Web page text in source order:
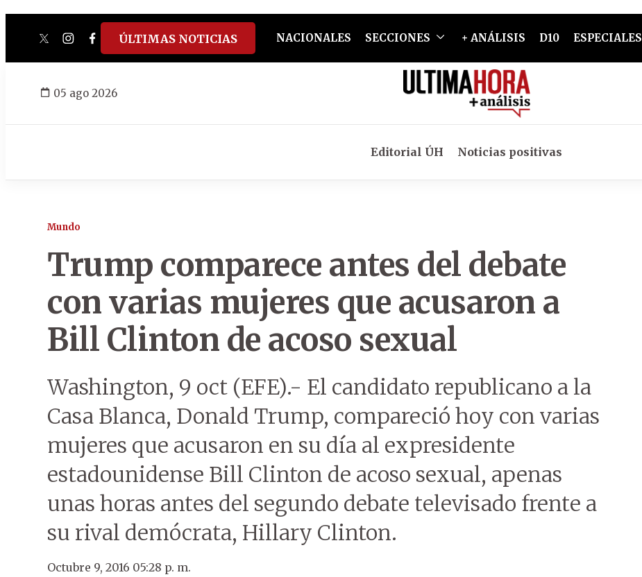
twitterinstagram
facebook
tiktokyoutube
spotify
ÚLTIMAS NOTICIAS NACIONALES SECCIONES + ANÁLISIS D10 ESPECIALES
05 ago 2026
Editorial ÚH Noticias positivas
Mundo
Trump comparece antes del debate
con varias mujeres que acusaron a
Bill Clinton de acoso sexual
Washington, 9 oct (EFE).- El candidato republicano a la
Casa Blanca, Donald Trump, compareció hoy con varias
mujeres que acusaron en su día al expresidente
estadounidense Bill Clinton de acoso sexual, apenas
unas horas antes del segundo debate televisado frente a
su rival demócrata, Hillary Clinton.
Octubre 9, 2016 05:28 p. m.